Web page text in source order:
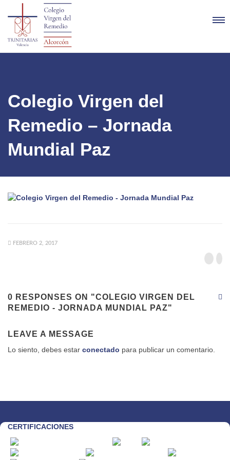
Colegio Virgen del
Remedio – Jornada
Mundial Paz
FEBRERO 2, 2017
0 RESPONSES ON "COLEGIO VIRGEN DEL
REMEDIO - JORNADA MUNDIAL PAZ"
LEAVE A MESSAGE
Lo siento, debes estar conectado para publicar un comentario.
CERTIFICACIONES